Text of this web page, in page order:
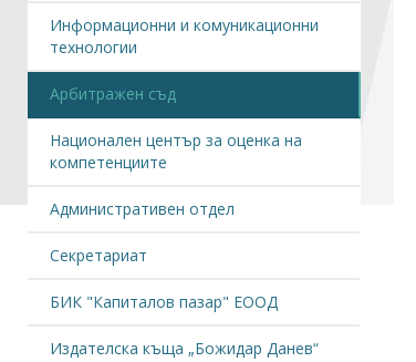
Информационни и комуникационни
технологии
Арбитражен съд
Национален център за оценка на
компетенциите
Административен отдел
Секретариат
БИК "Капиталов пазар" ЕООД
Издателска къща „Божидар Данев“